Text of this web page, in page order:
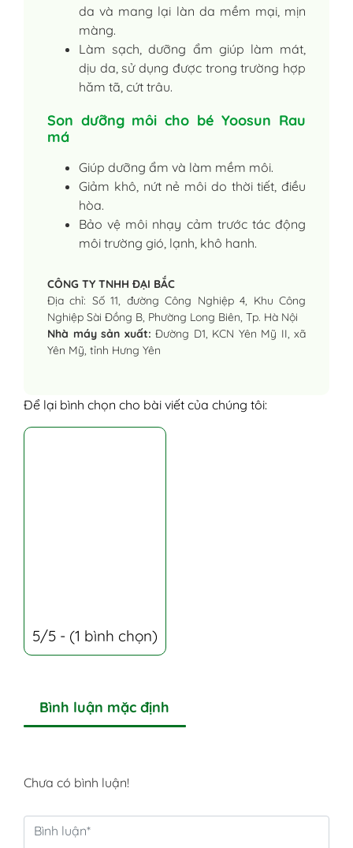
da và mang lại làn da mềm mại, mịn
màng.
Làm sạch, dưỡng ẩm giúp làm mát,
dịu da, sử dụng được trong trường hợp
hăm tã, cứt trâu.
Son dưỡng môi cho bé Yoosun Rau
má
Giúp dưỡng ẩm và làm mềm môi.
Giảm khô, nứt nẻ môi do thời tiết, điều
hòa.
Bảo vệ môi nhạy cảm trước tác động
môi trường gió, lạnh, khô hanh.
CÔNG TY TNHH ĐẠI BẮC
Địa chỉ: Số 11, đường Công Nghiệp 4, Khu Công
Nghiệp Sài Đồng B, Phường Long Biên, Tp. Hà Nội
Nhà máy sản xuất: Đường D1, KCN Yên Mỹ II, xã
Yên Mỹ, tỉnh Hưng Yên
Để lại bình chọn cho bài viết của chúng tôi:
5/5 - (1 bình chọn)
Bình luận mặc định
Chưa có bình luận!